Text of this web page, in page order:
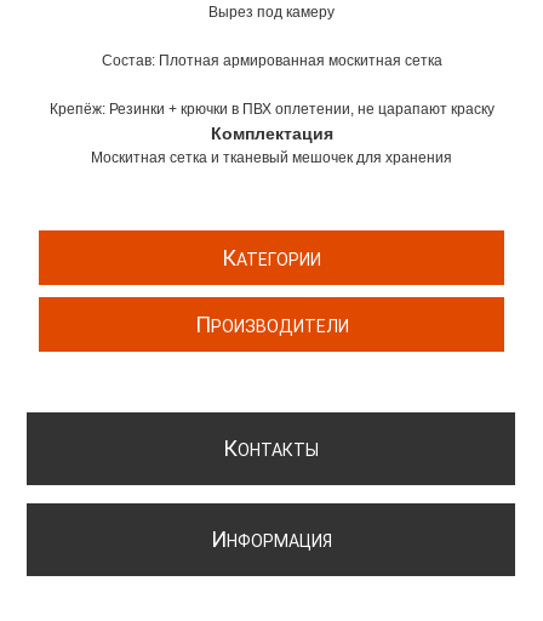
Вырез под камеру
Состав: Плотная армированная москитная сетка
Крепёж: Резинки + крючки в ПВХ оплетении, не царапают краску
Комплектация
Москитная сетка и тканевый мешочек для хранения
КАТЕГОРИИ
ПРОИЗВОДИТЕЛИ
КОНТАКТЫ
ИНФОРМАЦИЯ